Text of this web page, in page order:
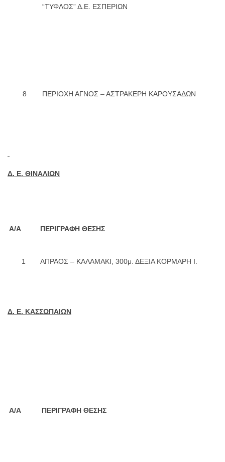
“ΤΥΦΛΟΣ” Δ.Ε. ΕΣΠΕΡΙΩΝ
8 ΠΕΡΙΟΧΗ ΑΓΝΟΣ – ΑΣΤΡΑΚΕΡΗ ΚΑΡΟΥΣΑΔΩΝ
Δ. Ε. ΘΙΝΑΛΙΩΝ
Α/Α ΠΕΡΙΓΡΑΦΗ ΘΕΣΗΣ
1 ΑΠΡΑΟΣ – ΚΑΛΑΜΑΚΙ, 300μ. ΔΕΞΙΑ ΚΟΡΜΑΡΗ Ι.
Δ. Ε. ΚΑΣΣΩΠΑΙΩΝ
Α/Α ΠΕΡΙΓΡΑΦΗ ΘΕΣΗΣ